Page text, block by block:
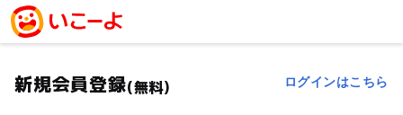
新規会員登録(無料) ログインはこちら